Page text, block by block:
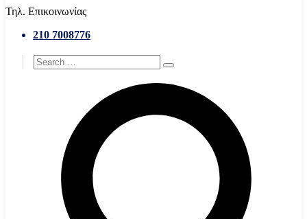
Τηλ. Επικοινωνίας
210 7008776